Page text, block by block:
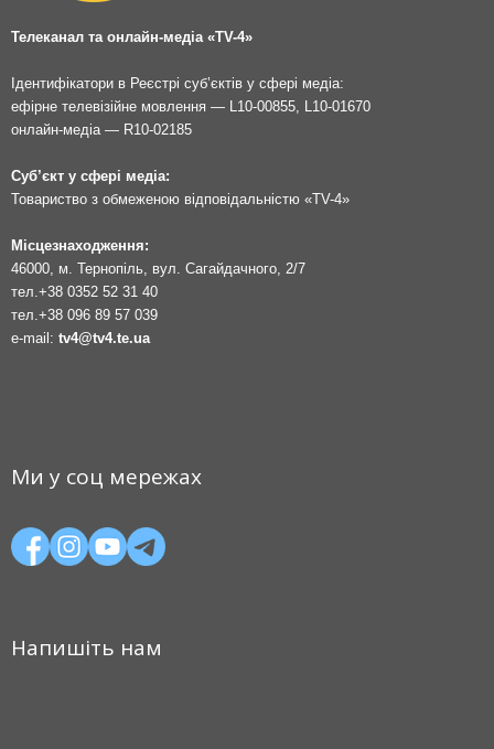
Телеканал та онлайн-медіа «TV-4»
Ідентифікатори в Реєстрі суб’єктів у сфері медіа:
ефірне телевізійне мовлення — L10-00855, L10-01670
онлайн-медіа — R10-02185
Суб’єкт у сфері медіа:
Товариство з обмеженою відповідальністю «TV-4»
Місцезнаходження:
46000, м. Тернопіль, вул. Сагайдачного, 2/7
тел. +38 0352 52 31 40
тел. +38 096 89 57 039
e-mail: tv4@tv4.te.ua
Ми у соц мережах
Напишіть нам